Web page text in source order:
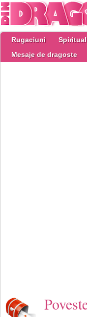
Rugaciuni
Mesaje de dragoste